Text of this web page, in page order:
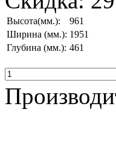
Высота(мм.):
961
Ширина (мм.): 1951
Глубина (мм.): 461